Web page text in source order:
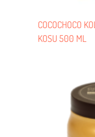
COCOCHOCO
KOSU 500 ML